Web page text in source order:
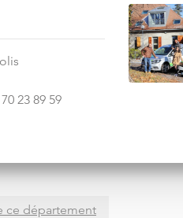
23 89 59
ce département